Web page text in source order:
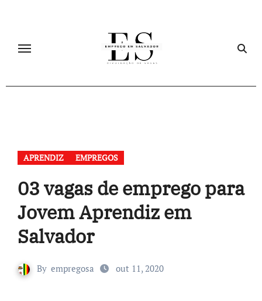
APRENDIZ EMPREGOS
03 vagas de emprego para
Jovem Aprendiz em
Salvador
By empregosa out 11, 2020